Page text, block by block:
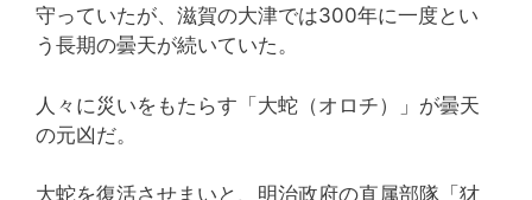
守っていたが、滋賀の大津では300年に一度とい
う長期の曇天が続いていた。
人々に災いをもたらす「大蛇（オロチ）」が曇天
の元凶だ。
大蛇を復活させまいと、明治政府の直属部隊「犲